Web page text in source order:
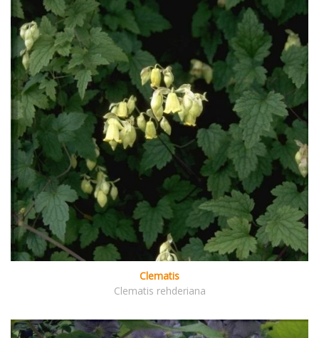
Clematis
Clematis rehderiana